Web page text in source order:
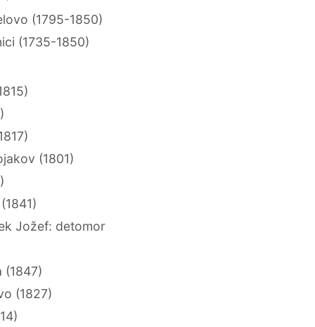
(1795-1850)
(1735-1850)
(1801)
Jožef: detomor
(1847)
(1827)